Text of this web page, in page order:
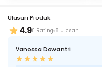
Ulasan Produk
4.98 Rating 8 Ulasan
Vanessa Dewantri